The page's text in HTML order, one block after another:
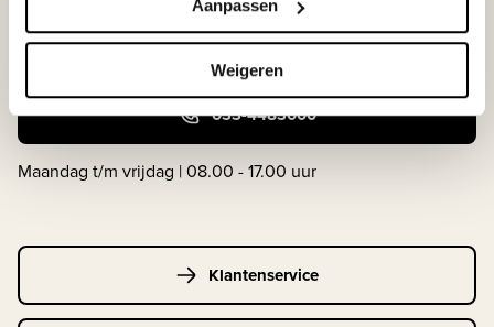
Aanpassen
Weigeren
WIJ STAAN VOOR JE KLAAR!
033-4483000
Maandag t/m vrijdag | 08.00 - 17.00 uur
Klantenservice